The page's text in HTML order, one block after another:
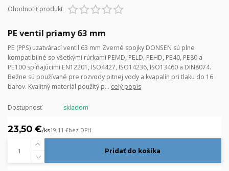
Ohodnotiť produkt
PE ventil priamy 63 mm
PE (PPS) uzatvárací ventil 63 mm Zverné spojky DONSEN sú plne
kompatibilné so všetkými rúrkami PEMD, PELD, PEHD, PE40, PE80 a
PE100 spĺňajúcimi EN12201, ISO4427, ISO14236, ISO13460 a DIN8074.
Bežne sú používané pre rozvody pitnej vody a kvapalín pri tlaku do 16
barov. Kvalitný materiál použitý p... celý popis
Dostupnosť skladom
23,50 €/ks19,11 €bez DPH
Pridať do košíka